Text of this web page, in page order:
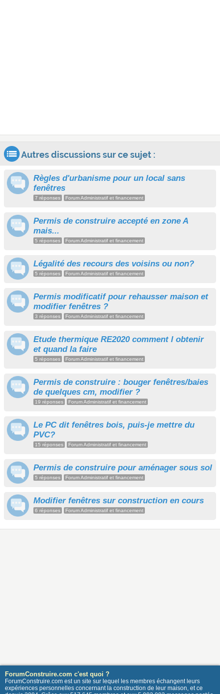
Autres discussions sur ce sujet :
Règles d'urbanisme pour un local sans
fenêtres
7 réponses Forum Administratif et financement
Permis de construire accepté en zone A
mais...
5 réponses Forum Administratif et financement
Légalité des recours des voisins ou non?
5 réponses Forum Administratif et financement
Permis modificatif pour rehausser maison et
modifier fenêtres ?
3 réponses Forum Administratif et financement
Etude thermique RE2020 comment l obtenir
et quand la faire
5 réponses Forum Administratif et financement
Permis de construire : bouger fenêtres/baies
de quelques cm, modifier ?
19 réponses Forum Administratif et financement
Le PC dit fenêtres bois, puis-je mettre du
PVC?
15 réponses Forum Administratif et financement
Permis de construire pour aménager sous sol
5 réponses Forum Administratif et financement
Modifier fenêtres sur construction en cours
6 réponses Forum Administratif et financement
ForumConstruire.com c'est quoi ?
ForumConstruire.com est un site sur lequel les membres échangent leurs
expériences personnelles concernant la construction de leur maison, et ce